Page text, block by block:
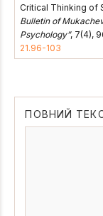
Critical Thinking of
Bulletin of
Psychology”, 7(4),
21.96-103
ПОВНИЙ